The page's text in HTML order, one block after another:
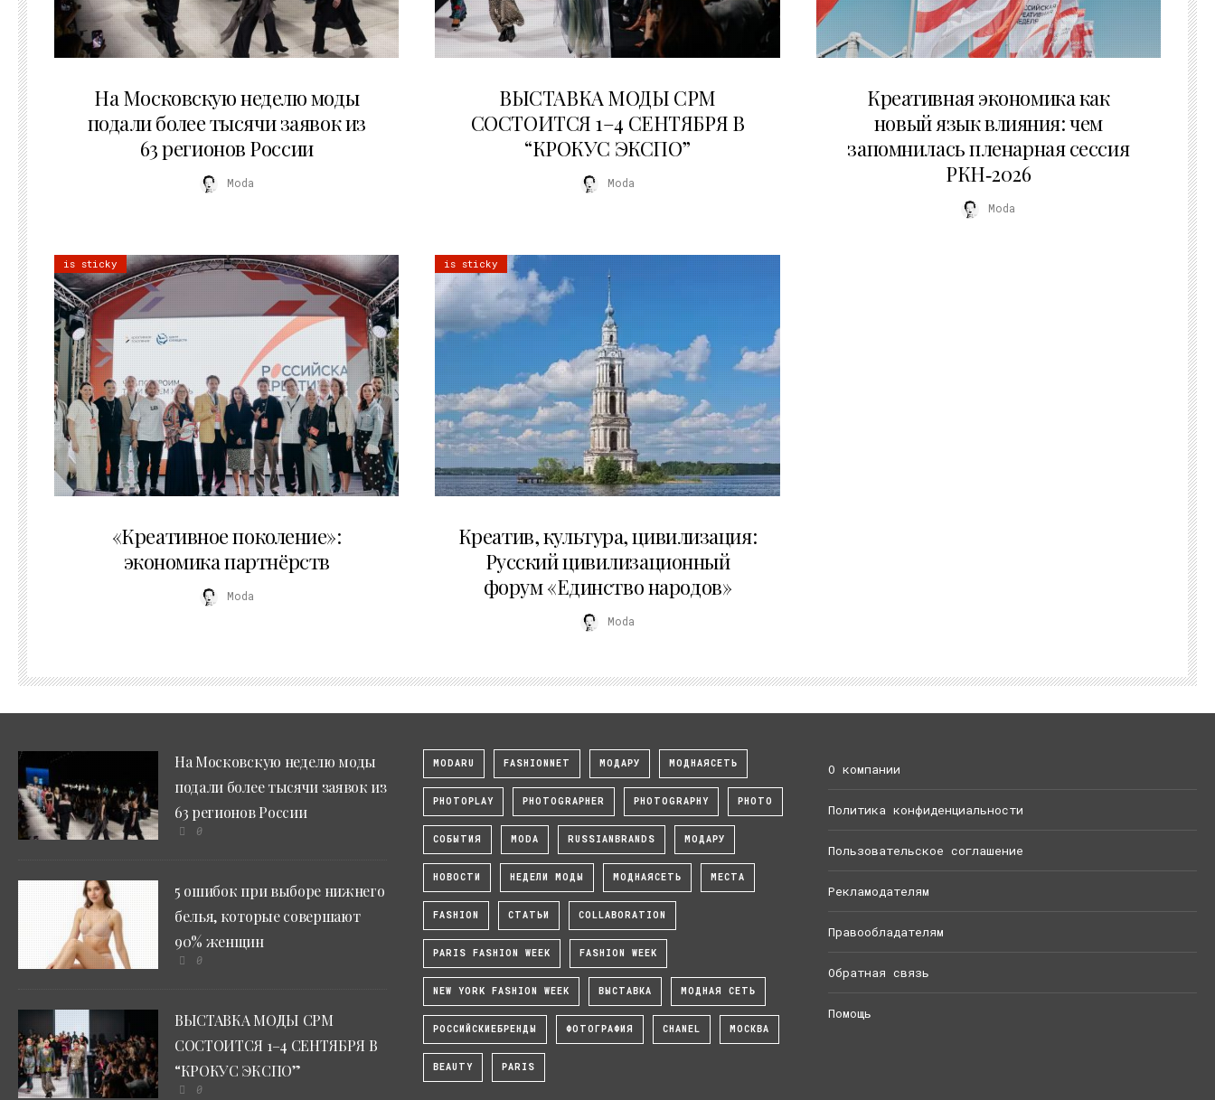
На Московскую неделю моды
подали более тысячи заявок из
63 регионов России
Moda
ВЫСТАВКА МОДЫ CPM
СОСТОИТСЯ 1–4 СЕНТЯБРЯ В
“КРОКУС ЭКСПО”
Moda
Креативная экономика как
новый язык влияния: чем
запомнилась пленарная сессия
РКН‑2026
Moda
is sticky
«Креативное поколение»:
экономика партнёрств
Moda
is sticky
Креатив, культура, цивилизация:
Русский цивилизационный
форум «Единство народов»
Moda
На Московскую неделю моды
подали более тысячи заявок из
63 регионов России
0
5 ошибок при выборе нижнего
белья, которые совершают
90% женщин
0
ВЫСТАВКА МОДЫ CPM
СОСТОИТСЯ 1–4 СЕНТЯБРЯ В
“КРОКУС ЭКСПО”
0
MODARU FASHIONNET МОДАРУ МОДНАЯСЕТЬ
PHOTOPLAY PHOTOGRAPHER PHOTOGRAPHY PHOTO
СОБЫТИЯ MODA RUSSIANBRANDS МОДАРУ
НОВОСТИ НЕДЕЛИ МОДЫ МОДНАЯСЕТЬ МЕСТА
FASHION СТАТЬИ COLLABORATION
PARIS FASHION WEEK FASHION WEEK
NEW YORK FASHION WEEK ВЫСТАВКА МОДНАЯ СЕТЬ
РОССИЙСКИЕБРЕНДЫ ФОТОГРАФИЯ CHANEL МОСКВА
BEAUTY PARIS
О компании
Политика конфиденциальности
Пользовательское соглашение
Рекламодателям
Правообладателям
Обратная связь
Помощь